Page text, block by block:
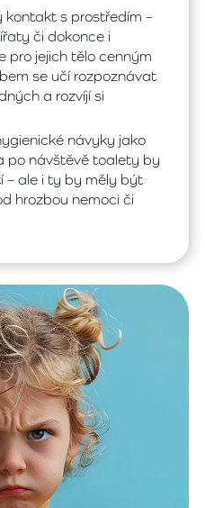
kontakt s prostředím –
či dokonce i
pro jejich tělo cenným
se učí rozpoznávat
a rozvíjí si
návyky jako
po návštěvě toalety by
– ale i ty by měly být
hrozbou nemoci či